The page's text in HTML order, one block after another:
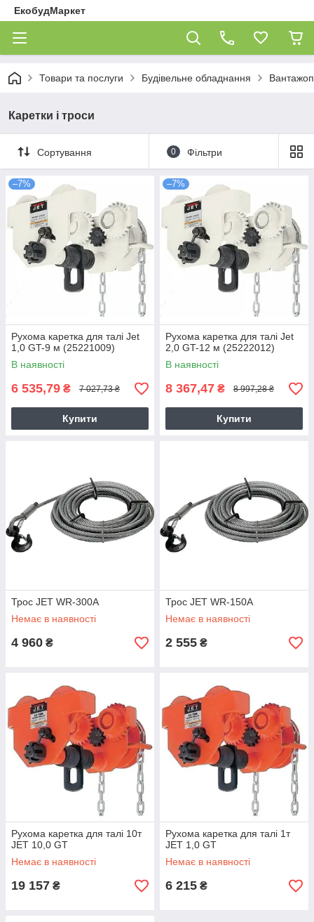
ЕкобудМаркет
Товари та послуги Будівельне обладнання
Каретки і троси
Сортування 0 Фільтри
–7%
Рухома каретка для талі Jet
1,0 GT-9 м (25221009)
В наявності
6 535,79 ₴ 7 027,73 ₴
Купити
–7%
Рухома каретка для талі Jet
2,0 GT-12 м (25222012)
В наявності
8 367,47 ₴ 8 997,28 ₴
Купити
Трос JET WR-300A
Немає в наявності
4 960 ₴
Трос JET WR-150A
Немає в наявності
2 555 ₴
Рухома каретка для талі 10т
JET 10,0 GT
Немає в наявності
19 157 ₴
Рухома каретка для талі 1т
JET 1,0 GT
Немає в наявності
6 215 ₴